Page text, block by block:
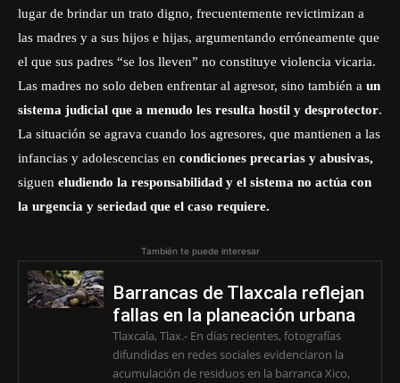
lugar de brindar un trato digno, frecuentemente revictimizan a
las madres y a sus hijos e hijas, argumentando erróneamente que
el que sus padres “se los lleven” no constituye violencia vicaria.
Las madres no solo deben enfrentar al agresor, sino también a un
sistema judicial que a menudo les resulta hostil y desprotector.
La situación se agrava cuando los agresores, que mantienen a las
infancias y adolescencias en condiciones precarias y abusivas,
siguen eludiendo la responsabilidad y el sistema no actúa con
la urgencia y seriedad que el caso requiere.
También te puede interesar
Barrancas de Tlaxcala reflejan
fallas en la planeación urbana
Tlaxcala, Tlax.- En días recientes, fotografías
difundidas en redes sociales evidenciaron la
acumulación de residuos en la barranca Xico,